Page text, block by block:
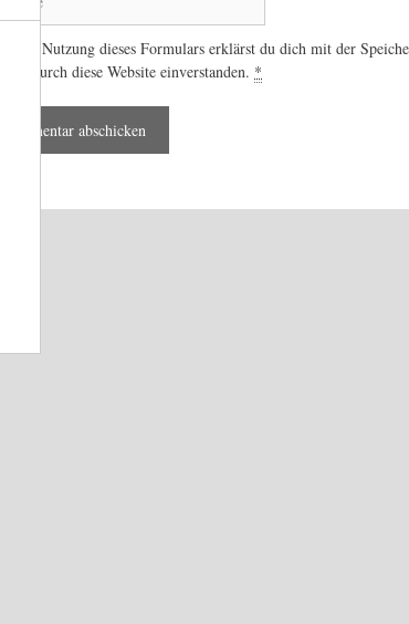
Mit der Nutzung dieses Formulars erklärst du dich mit der
Daten durch diese Website einverstanden. *